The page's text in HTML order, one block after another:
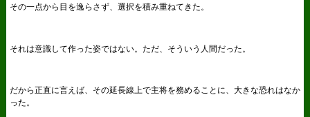
その一点から目を逸らさず、選択を積み重ねてきた。
それは意識して作った姿ではない。ただ、そういう人間だった。
だから正直に言えば、その延長線上で主将を務めることに、大きな恐れはなか
った。